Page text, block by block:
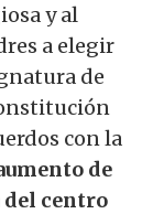
y al
a elegir
de
con la
de
del centro